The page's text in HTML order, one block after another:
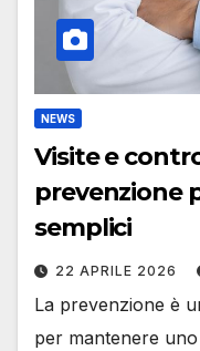
NEWS
Visite e
prevenzione
semplici
22 APRILE 2026
La prevenzione è
per mantenere